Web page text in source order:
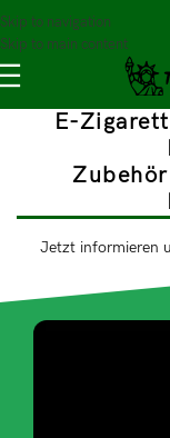
Skip to navigation
Skip to main content
Rauchfrei mit
E-
Jetzt informieren